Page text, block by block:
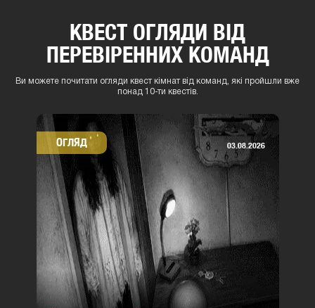
КВЕСТ ОГЛЯДИ ВІД
ПЕРЕВІРЕННИХ КОМАНД
Ви можете почитати огляди квест кімнат від команд, які пройшли вже
понад 10-ти квестів.
ОГЛЯД 03.08.2026